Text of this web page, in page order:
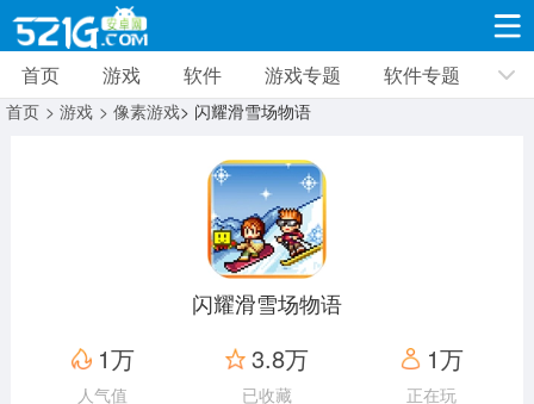
游戏 软件 游戏专题 软件专题 新闻资讯
8693款应用
动作闯关
12966款应用
赛车竞速
3632款应用
卡牌对战
2052款应用
体育运动
1280款应用
首页 游戏 软件 游戏专题 软件专题
首页 > 游戏 > 像素游戏> 闪耀滑雪场物语
闪耀滑雪场物语
1万
人气值
3.8万
已收藏
1万
正在玩